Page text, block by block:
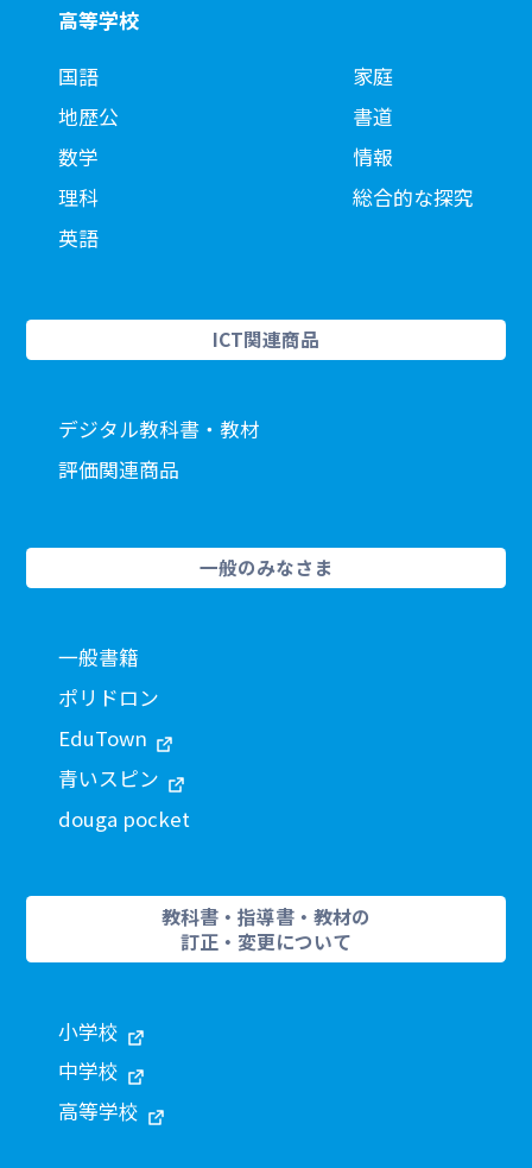
高等学校
国語
地歴公
数学
理科
英語
家庭
書道
情報
総合的な探究
ICT関連商品
デジタル教科書・教材
評価関連商品
一般のみなさま
一般書籍
ポリドロン
EduTown
青いスピン
douga pocket
教科書・指導書・教材の
訂正・変更について
小学校
中学校
高等学校